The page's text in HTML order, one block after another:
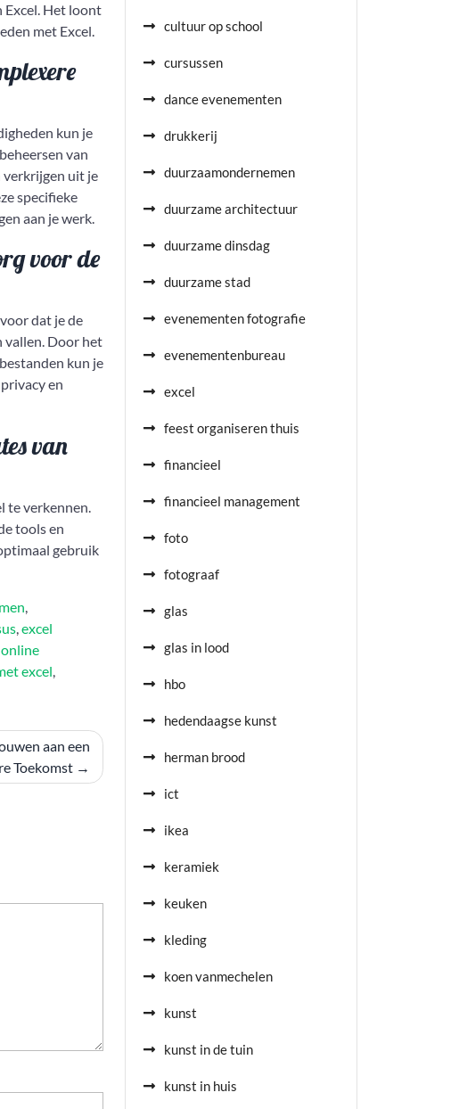
Excel. Het loont
met Excel.
kun je
van
verkrijgen uit je
specifieke
aan je werk.
voor de
dat je de
vallen. Door het
kun je
en
van
te verkennen.
tools en
gebruik
,
,excel
online
excel,
aan een
Toekomst
cultuur op school
cursussen
dance evenementen
drukkerij
duurzaamondernemen
duurzame architectuur
duurzame dinsdag
duurzame stad
evenementen fotografie
evenementenbureau
excel
feest organiseren thuis
financieel
financieel management
foto
fotograaf
glas
glas in lood
hbo
hedendaagse kunst
herman brood
ict
ikea
keramiek
keuken
kleding
koen vanmechelen
kunst
kunst in de tuin
kunst in huis